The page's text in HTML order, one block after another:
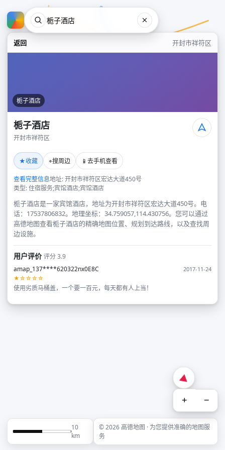
返回 开封市祥符区
栀子酒店
栀子酒店
开封市祥符区
★收藏 ⌖搜周边 📱 去手机查看
查看完整信息地址: 开封市祥符区宏达大道450号
类型: 住宿服务;宾馆酒店;宾馆酒店
栀子酒店是一家宾馆酒店，地址为开封市祥符区宏达大道450号。电
话：17537806832。地理坐标：34.759057,114.430756。您可以通过
高德地图查看栀子酒店的精确地图位置、规划到达路线，以及查找周
边设施。
用户评价评分 3.9
amap_137****620322nx0E8C
2017-11-24
★☆☆☆☆
使用劣质马桶盖，一个要一百元，每天都有人上当！
+ −
10
km
© 2026 高德地图 · 为您提供准确的地图服
务